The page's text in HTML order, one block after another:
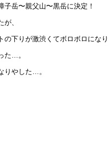
岳〜親父山〜黒岳に決定！
、
の下りが激渋くてボロボロにな
た…。
りやした…。